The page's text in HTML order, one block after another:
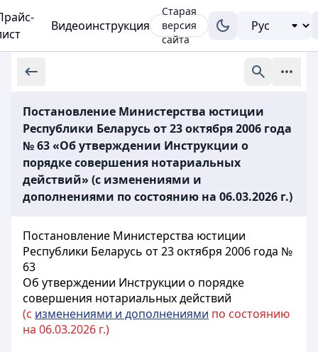
Видеоинструкция
Старая
версия
сайта
Постановление Министерства юстиции
Республики Беларусь от 23 октября 2006 года
№ 63 «Об утверждении Инструкции о
порядке совершения нотариальных
действий» (с изменениями и
дополнениями по состоянию на 06.03.2026 г.)
Постановление Министерства юстиции
Республики Беларусь от 23 октября 2006 года №
63
Об утверждении Инструкции о порядке
совершения нотариальных действий
(с изменениями и дополнениями по состоянию
на 06.03.2026 г.)